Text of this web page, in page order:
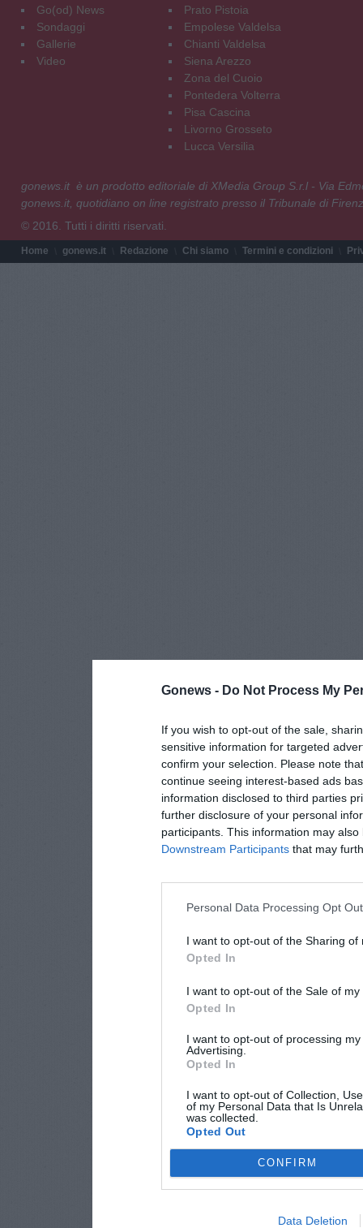
Gonews - Do Not Process My
If you wish to opt-out of the sale,
sensitive information for targeted
confirm your selection. Please note
continue seeing interest-based ads
information disclosed to third parties
further disclosure of your personal
participants. This information may
Downstream Participants that may
Personal Data Processing Opt
I want to opt-out of the Sharing of
Opted In
I want to opt-out of the Sale of
Opted In
I want to opt-out of processing
Advertising.
Opted In
I want to opt-out of Collection,
of my Personal Data that Is
was collected.
Opted Out
CONFIRM
Data Deletion
Go(od) News
Sondaggi
Gallerie
Video
Prato Pistoia
Empolese Valdelsa
Chianti Valdelsa
Siena Arezzo
Zona del Cuoio
Pontedera Volterra
Pisa Cascina
Livorno Grosseto
Lucca Versilia
gonews.it è un prodotto editoriale di XMedia Group S.r.l - Via
gonews.it, quotidiano on line registrato presso il Tribunale di
© 2016. Tutti i diritti riservati.
Home gonews.it Redazione Chi siamo Termini e condizioni